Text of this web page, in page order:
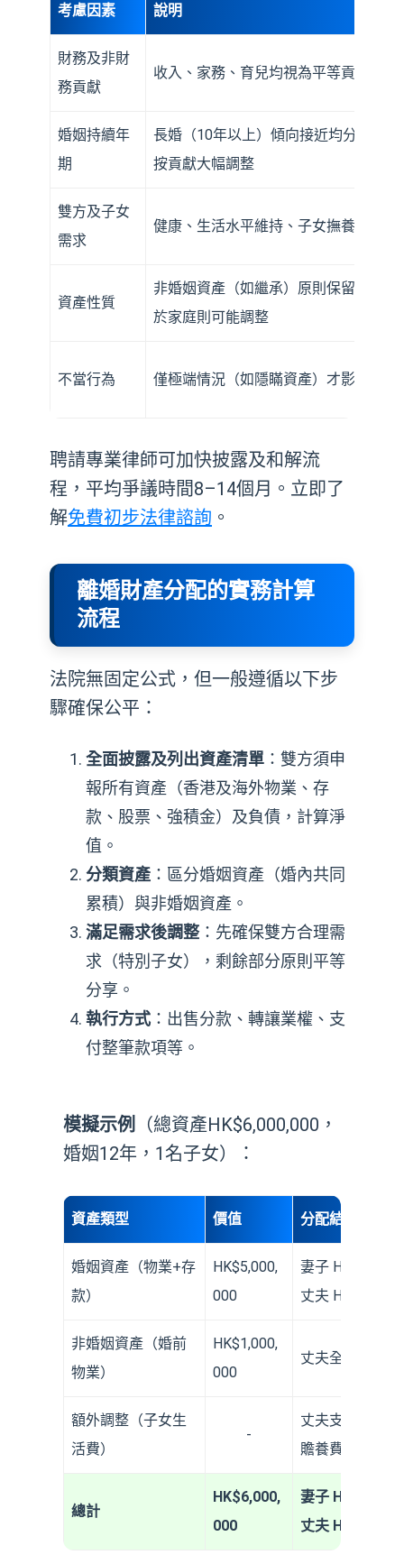
考慮因素 說明
財務及非財
務貢獻
收入、家務、育兒均視為平等貢獻
婚姻持續年
期
長婚（10年以上）傾向接近均分；短婚
按貢獻大幅調整
雙方及子女
需求
健康、生活水平維持、子女撫養
資產性質
非婚姻資產（如繼承）原則保留，但若
於家庭則可能調整
不當行為 僅極端情況（如隱瞞資產）才影響比例
聘請專業律師可加快披露及和解流
程，平均爭議時間8–14個月。立即了
解免費初步法律諮詢 。
離婚財產分配的實務計算
流程
法院無固定公式，但一般遵循以下步
驟確保公平：
全面披露及列出資產清單 ：雙方須申
報所有資產（香港及海外物業、存
款、股票、強積金）及負債，計算淨
值。
分類資產 ：區分婚姻資產（婚內共同
累積）與非婚姻資產。
滿足需求後調整：先確保雙方合理需
求（特別子女），剩餘部分原則平等
分享。
執行方式：出售分款、轉讓業權、支
付整筆款項等。
模擬示例
（總資產HK$6,000,000，
婚姻12年，1名子女）：
資產類型 價值 分配結果
婚姻資產（物業+存
款）
HK$5,000,
000
妻子
丈夫
非婚姻資產（婚前
物業）
HK$1,000,
000
丈夫全數保留
額外調整（子女生
活費）
-
丈夫支付
贍養費
總計
HK$6,000,
000
妻子
丈夫